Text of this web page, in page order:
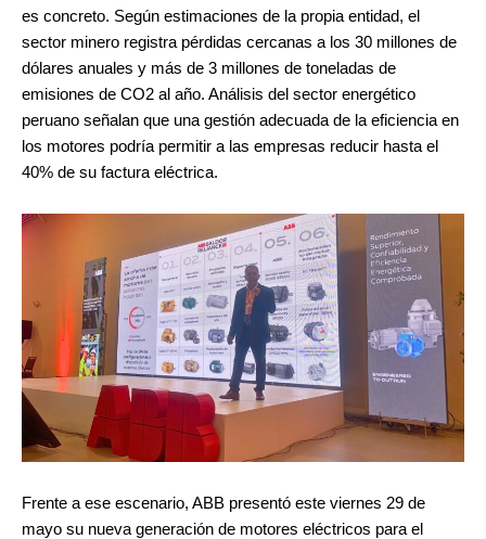
es concreto. Según estimaciones de la propia entidad, el
sector minero registra pérdidas cercanas a los 30 millones de
dólares anuales y más de 3 millones de toneladas de
emisiones de CO2 al año. Análisis del sector energético
peruano señalan que una gestión adecuada de la eficiencia en
los motores podría permitir a las empresas reducir hasta el
40% de su factura eléctrica.
Frente a ese escenario, ABB presentó este viernes 29 de
mayo su nueva generación de motores eléctricos para el